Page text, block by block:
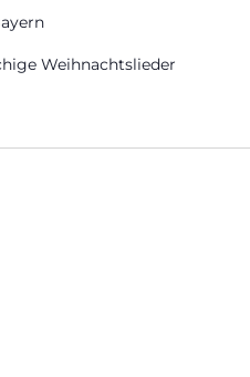
Weihnachtslieder